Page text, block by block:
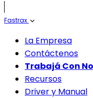
Fastrax
La Empresa
Contáctenos
Trabajá Con
Recursos
Driver y Manual